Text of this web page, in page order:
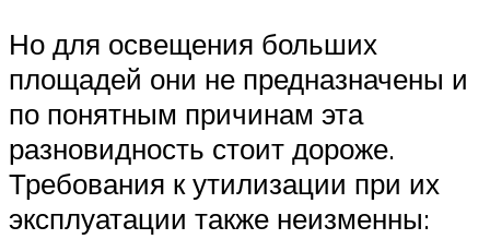
Но для освещения больших
площадей они не предназначены и
по понятным причинам эта
разновидность стоит дороже.
Требования к утилизации при их
эксплуатации также неизменны: